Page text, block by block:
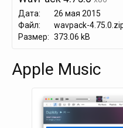
Дата:
26 мая 2015
Файл:
wavpack-
Размер: 373.06 kB
Apple Music